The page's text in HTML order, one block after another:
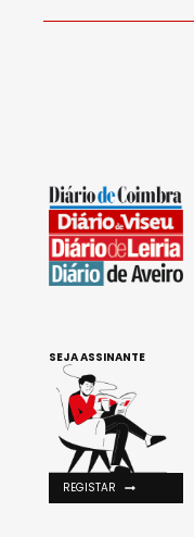
SEJA ASSINANTE
REGISTAR